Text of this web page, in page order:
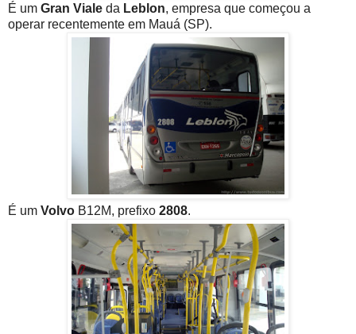
É um Gran Viale da Leblon, empresa que começou a
operar recentemente em Mauá (SP).
É um Volvo B12M, prefixo 2808.